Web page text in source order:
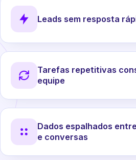
Leads sem resposta
Tarefas repetitivas
equipe
Dados espalhados
e conversas